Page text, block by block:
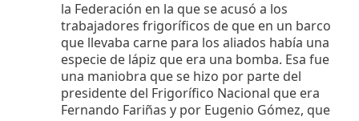
la Federación en la que se acusó a los
trabajadores frigoríficos de que en un barco
que llevaba carne para los aliados había una
especie de lápiz que era una bomba. Esa fue
una maniobra que se hizo por parte del
presidente del Frigorífico Nacional que era
Fernando Fariñas y por Eugenio Gómez, que